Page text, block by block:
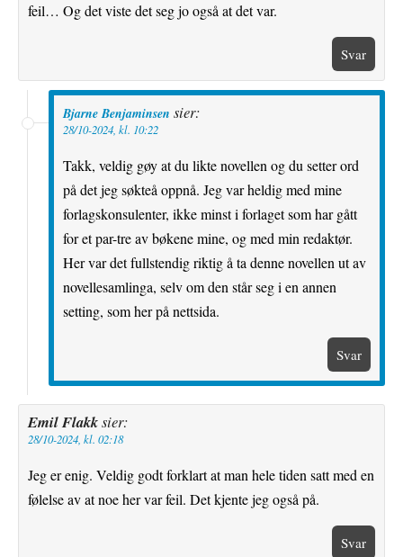
feil… Og det viste det seg jo også at det var.
Svar
Bjarne Benjaminsen sier:
28/10-2024, kl. 10:22
Takk, veldig gøy at du likte novellen og du setter ord
på det jeg søkteå oppnå. Jeg var heldig med mine
forlagskonsulenter, ikke minst i forlaget som har gått
for et par-tre av bøkene mine, og med min redaktør.
Her var det fullstendig riktig å ta denne novellen ut av
novellesamlinga, selv om den står seg i en annen
setting, som her på nettsida.
Svar
Emil Flakksier:
28/10-2024, kl. 02:18
Jeg er enig. Veldig godt forklart at man hele tiden satt med en
følelse av at noe her var feil. Det kjente jeg også på.
Svar